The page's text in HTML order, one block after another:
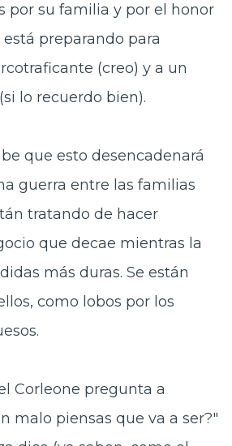
por su familia y por el honor
preparando para
(creo) y a un
lo recuerdo bien).
que esto desencadenará
guerra entre las familias
tratando de hacer
que decae mientras la
más duras. Se están
como lobos por los
Corleone pregunta a
malo piensas que va a ser?"